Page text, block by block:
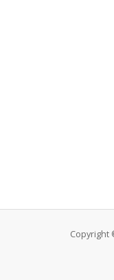
Copyright